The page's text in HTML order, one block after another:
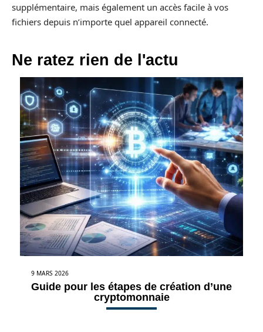
supplémentaire, mais également un accès facile à vos
fichiers depuis n’importe quel appareil connecté.
Ne ratez rien de l'actu
9 MARS 2026
Guide pour les étapes de création d’une
cryptomonnaie